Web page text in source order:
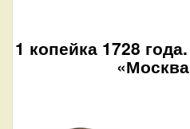
1 копейка 1728